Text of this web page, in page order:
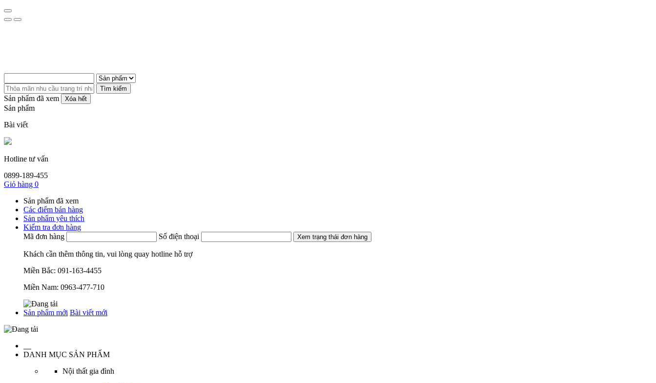
Tìm kiếm
Sản phẩm đã xem Xóa hết
Sản phẩm
Bài viết
Hotline tư vấn
0899-189-455
Giỏ hàng 0
Sản phẩm đã xem
Các điểm bán hàng
Sản phẩm yêu thích
Kiểm tra đơn hàng
Mã đơn hàng
Số điện thoại Xem trạng thái đơn hàng
Khách cần thêm thông tin, vui lòng quay hotline hỗ trợ
Miền Bắc: 091-163-4455
Miền Nam: 0963-477-710
Sản phẩm mới Bài viết mới
DANH MỤC SẢN PHẨM
Nội thất gia đình